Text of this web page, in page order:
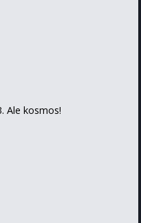
Ale kosmos!